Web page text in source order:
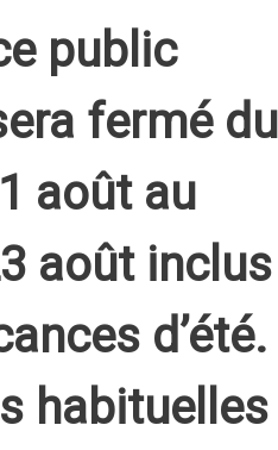
public
fermé du
août au
août inclus
d’été.
habituelles